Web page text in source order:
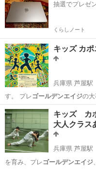
抽選でプレゼ
くらしノート
キッズ カポ
兵庫県 芦屋駅
す。 プレゴールデンエイジの
ジ兵庫 芦屋市 芦屋駅
キッズ カ
大人クラス
兵庫県 芦屋駅
を育み、プレ ゴールデンエイジ